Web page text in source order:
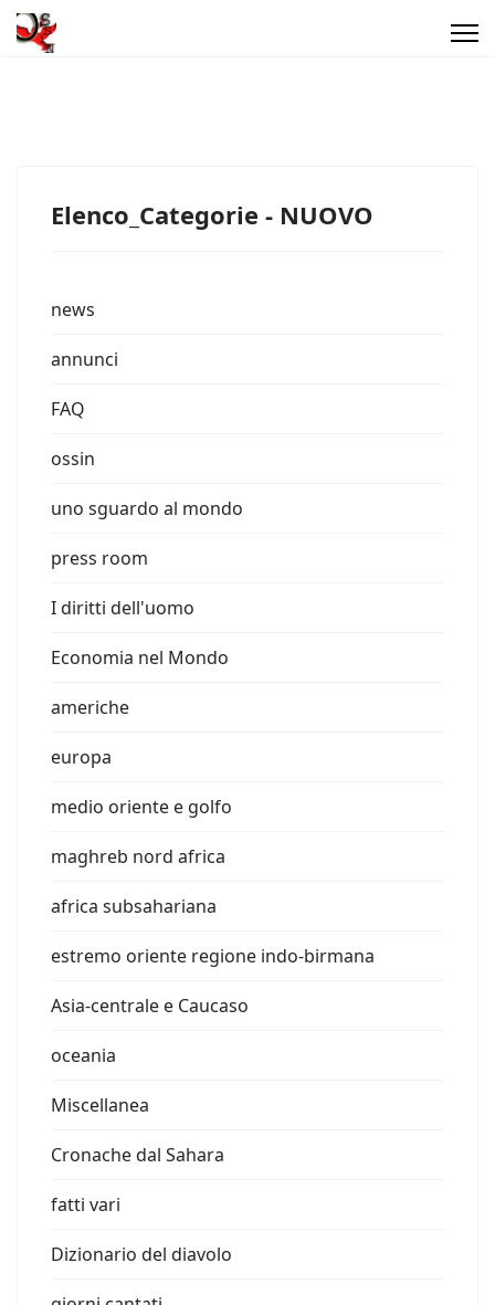
Elenco_Categorie - NUOVO
news
annunci
FAQ
ossin
uno sguardo al mondo
press room
I diritti dell'uomo
Economia nel Mondo
americhe
europa
medio oriente e golfo
maghreb nord africa
africa subsahariana
estremo oriente regione indo-birmana
Asia-centrale e Caucaso
oceania
Miscellanea
Cronache dal Sahara
fatti vari
Dizionario del diavolo